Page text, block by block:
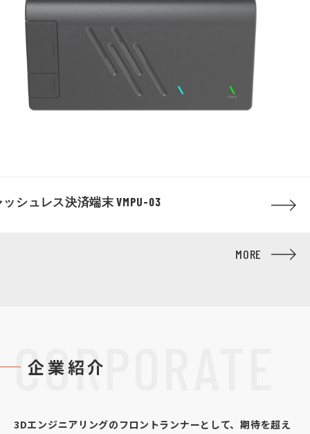
シュレス決済端末 VMPU-03
MORE
CORPORATE
企業紹介
3Dエンジニアリングのフロントランナーとして、期待を超え